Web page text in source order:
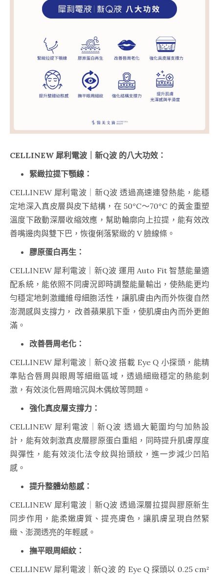
CELLINEW 犀利電波｜新Q波 的八大功效：
緊緻拉提下顎線：
CELLINEW 犀利電波｜新Q波 透過高速連發熱能，能穩
定地深入真皮層與皮下結構，在 50°C～70°C 的黃金重塑
溫度下啟動深層收縮效應，幫助輪廓向上拉提，能有效改
善嘴邊肉與雙下巴，恢復俐落緊緻的 V 臉線條。
膠原蛋白再生：
CELLINEW 犀利電波｜新Q波 運用 Auto Fit 智慧能量適
配系統，能依照不同膚況即時調整能量輸出，使熱能更均
勻穩定地刺激纖維母細胞活性，讓肌膚由內而外恢復自然
澎潤感與支撐力， 改善蘋果肌下垂，使肌膚由內而外更飽
滿。
改善唇周老化：
CELLINEW 犀利電波｜新Q波 搭載 Eye Q 小探頭，能精
準貼合唇周與眼周等細緻區域，透過細緻穩定的熱能刺
激，有效淡化唇周暗沉與木偶紋等問題。
強化真皮層支撐力：
CELLINEW 犀利電波｜新Q波 透過大範圍均勻加熱設
計，能有效刺激真皮層膠原蛋白重組，同時提升肌膚厚度
與彈性，能有效淡化法令紋與抬頭紋，進一步減少凹陷
感。
提升整體幼態感：
CELLINEW 犀利電波｜新Q波 透過深層拉提與膠原新生
同步作用，能柔嫩膚質、提亮膚色，讓肌膚呈現自然緊
緻、澎潤透亮的年輕感。
撫平眼周細紋：
CELLINEW 犀利電波｜新Q波 的 Eye Q 探頭以 0.25 cm²